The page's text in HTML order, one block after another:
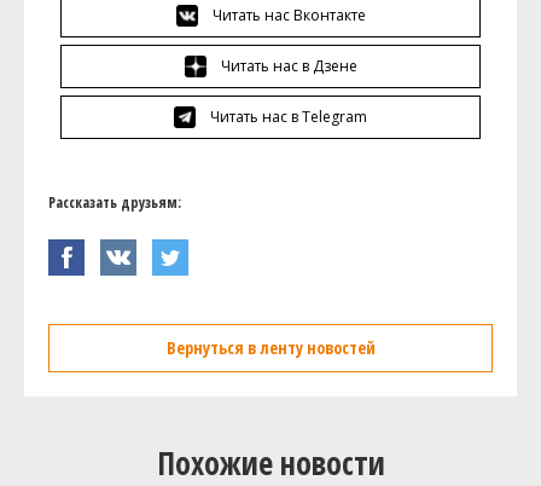
Читать нас Вконтакте
Читать нас в Дзене
Читать нас в Telegram
Рассказать друзьям:
Вернуться в ленту новостей
Похожие новости